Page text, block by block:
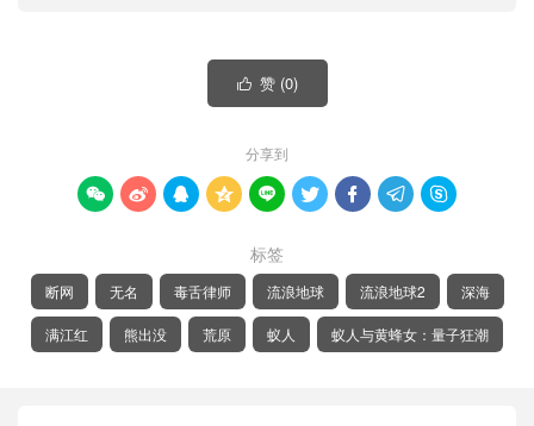
 赞 (0)
分享到
        
标签
断网 无名 毒舌律师 流浪地球 流浪地球2 深海
满江红 熊出没 荒原 蚁人 蚁人与黄蜂女：量子狂潮